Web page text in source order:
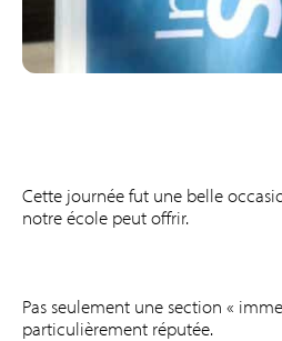
Cette journée fut une belle
notre école peut offrir.
Pas seulement une section «
particulièrement réputée.